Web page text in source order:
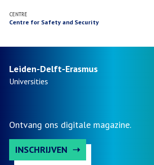
CENTRE
Centre for Safety and Security
Leiden-Delft-Erasmus
Universities
Ontvang ons digitale magazine.
INSCHRIJVEN